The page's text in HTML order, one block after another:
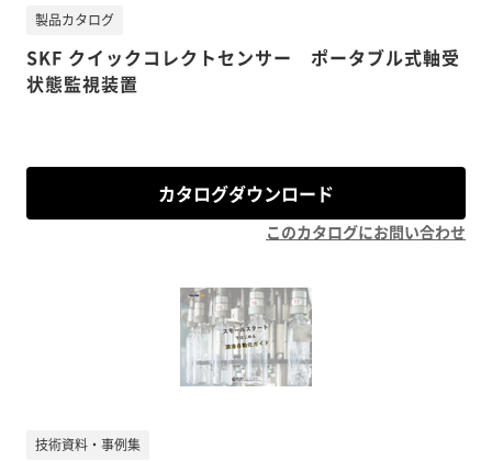
SKF クイックコレクトセンサー ポータブル式軸受
状態監視装置
製品カタログ
カタログダウンロード
このカタログにお問い合わせ
技術資料・事例集